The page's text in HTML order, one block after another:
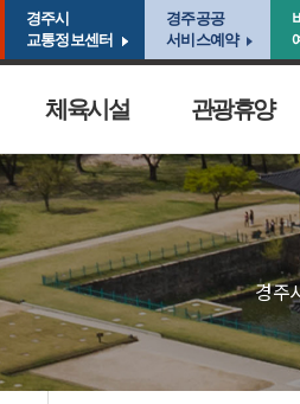
경주시
교통정보센터
경주공공
서비스예약
체육시설 관광휴양
경주